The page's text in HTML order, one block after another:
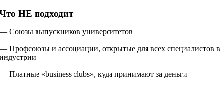
Что НЕ подходит
— Союзы выпускников университетов
— Профсоюзы и ассоциации, открытые для всех специалистов в
индустрии
— Платные «business clubs», куда принимают за деньги